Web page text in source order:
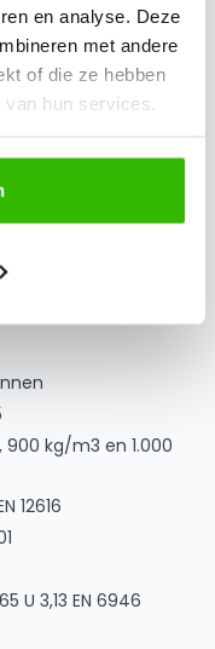
en analyse. Deze
met andere
of die ze hebben
hun services.
kg/m3 en 1.000
12616
U 3,13 EN 6946